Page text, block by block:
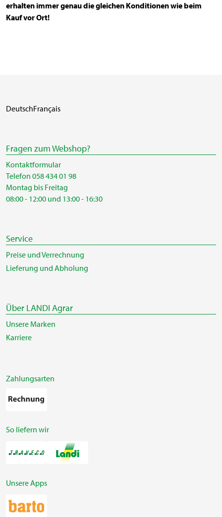
erhalten immer genau die gleichen Konditionen wie beim
Kauf vor Ort!
DeutschFrançais
Fragen zum Webshop?
Kontaktformular
Telefon 058 434 01 98
Montag bis Freitag
08:00 - 12:00 und 13:00 - 16:30
Service
Preise und Verrechnung
Lieferung und Abholung
Über LANDI Agrar
Unsere Marken
Karriere
Zahlungsarten
So liefern wir
Unsere Apps